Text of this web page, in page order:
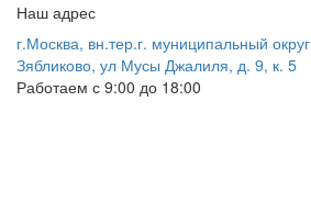
Наш адрес
г.Москва, вн.тер.г. муниципальный округ
Зябликово, ул Мусы Джалиля, д. 9, к. 5
Работаем с 9:00 до 18:00